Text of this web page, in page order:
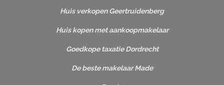
Huis verkopen Geertruidenberg
Huis kopen met aankoopmakelaar
Goedkope taxatie Dordrecht
De beste makelaar Made